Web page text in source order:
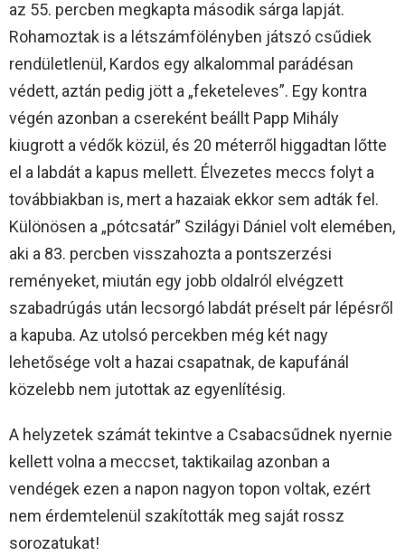
az 55. percben megkapta második sárga lapját.
Rohamoztak is a létszámfölényben játszó csűdiek
rendületlenül, Kardos egy alkalommal parádésan
védett, aztán pedig jött a „feketeleves”. Egy kontra
végén azonban a csereként beállt Papp Mihály
kiugrott a védők közül, és 20 méterről higgadtan lőtte
el a labdát a kapus mellett. Élvezetes meccs folyt a
továbbiakban is, mert a hazaiak ekkor sem adták fel.
Különösen a „pótcsatár” Szilágyi Dániel volt elemében,
aki a 83. percben visszahozta a pontszerzési
reményeket, miután egy jobb oldalról elvégzett
szabadrúgás után lecsorgó labdát préselt pár lépésről
a kapuba. Az utolsó percekben még két nagy
lehetősége volt a hazai csapatnak, de kapufánál
közelebb nem jutottak az egyenlítésig.
A helyzetek számát tekintve a Csabacsűdnek nyernie
kellett volna a meccset, taktikailag azonban a
vendégek ezen a napon nagyon topon voltak, ezért
nem érdemtelenül szakították meg saját rossz
sorozatukat!